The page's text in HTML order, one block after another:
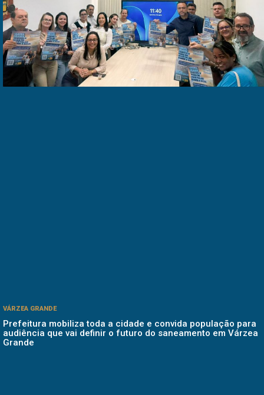
VÁRZEA GRANDE
Prefeitura mobiliza toda a cidade e convida população para
audiência que vai definir o futuro do saneamento em Várzea
Grande